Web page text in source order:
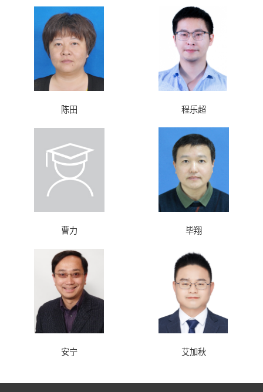
陈田 程乐超
曹力 毕翔
安宁 艾加秋